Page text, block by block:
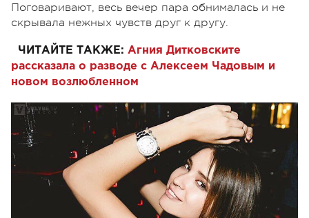
Поговаривают, весь вечер пара обнималась и не
скрывала нежных чувств друг к другу.
ЧИТАЙТЕ ТАКЖЕ: Агния Дитковските
рассказала о разводе с Алексеем Чадовым и
новом возлюбленном